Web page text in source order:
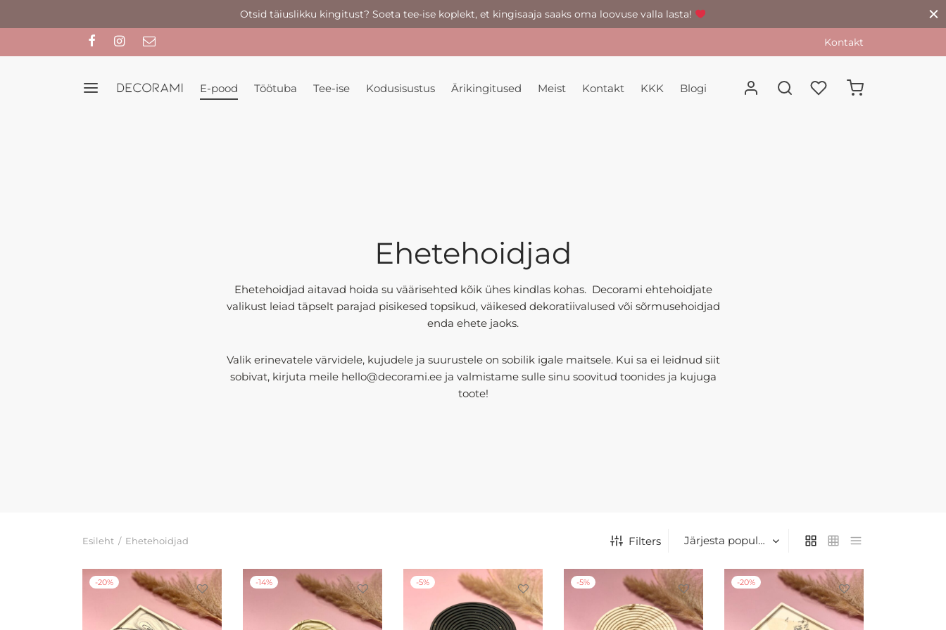
Otsid täiuslikku kingitust? Soeta tee-ise koplekt, et kingisaaja saaks oma loovuse valla lasta!
Kontakt
E-pood Töötuba Tee-ise Kodusisustus Ärikingitused Meist Kontakt KKK Blogi
Ehetehoidjad
Ehetehoidjad aitavad hoida su väärisehted kõik ühes kindlas kohas. Decorami ehtehoidjate
valikust leiad täpselt parajad pisikesed topsikud, väikesed dekoratiivalused või sõrmusehoidjad
enda ehete jaoks.
Valik erinevatele värvidele, kujudele ja suurustele on sobilik igale maitsele. Kui sa ei leidnud siit
sobivat, kirjuta meile hello@decorami.ee ja valmistame sulle sinu soovitud toonides ja kujuga
toote!
Esileht / Ehetehoidjad Filters
-20% -14% -5% -5% -20%